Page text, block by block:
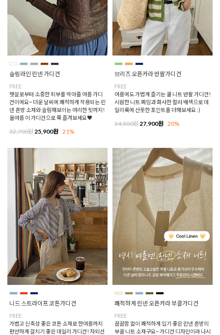
슬림라인 린넨 가디건
FREE
햇살로부터 소중한 피부를 막아줄 여름 가디
건이에요~ 더운 날씨에 쾌적하게 착용되는 린
넨 혼방 소재와 슬림해보이는 여리한 핏까지!
올여름 이 가디건으로 쭉 즐겨보세요♥
32,700원 25,900원 21%
브리즈 오픈카라 반팔가디건
FREE
여름에도 가볍게 즐기는 쿨 니트 반팔 가디건!
시원한 니트 짜임과 화사한 컬러 배색으로 데
일리룩에 산뜻한 포인트를 더해보세요 :)
34,800원 27,900원 20%
니드 스트라이프 코튼가디건
FREE
가볍고 신축성 좋은 코튼 소재로 한여름까지
편안하게 걸치기 좋은 데일리 가디건! 자외선
쾌적하게 린넨 오픈카라 부클가디건
FREE
꿉꿉함 없이 쾌적하게 입기 좋은 린넨 혼방의
부클 니트 소재구요~ 가디건 디자인이라 나시